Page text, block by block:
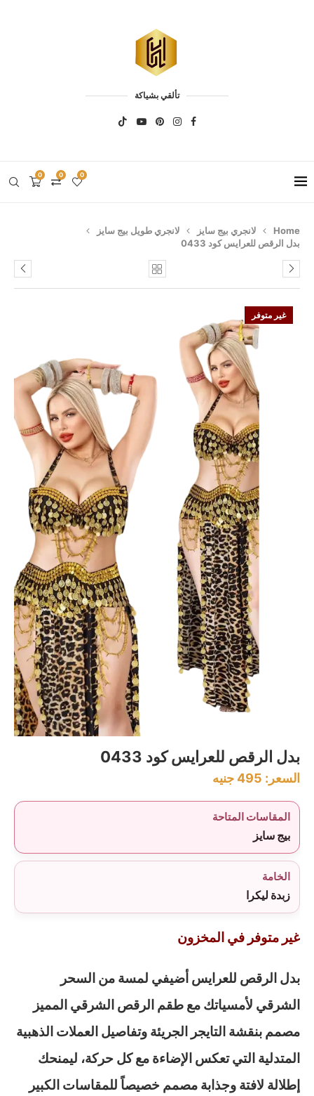
تألقي بشياكة
0 0 0
Home لانجري بيج سايز
لانجري طويل بيج سايز
بدل الرقص للعرايس كود 0433
غير متوفر
بدل الرقص للعرايس كود 0433
السعر: 495جنيه
المقاسات المتاحة
بيج سايز
الخامة
زبدة ليكرا
غير متوفر في المخزون
بدل الرقص للعرايس أضيفي لمسة من السحر
الشرقي لأمسياتك مع طقم الرقص الشرقي المميز
مصمم بنقشة التايجر الجريئة وتفاصيل العملات الذهبية
المتدلية التي تعكس الإضاءة مع كل حركة، ليمنحك
إطلالة لافتة وجذابة مصمم خصيصاً للمقاسات الكبير